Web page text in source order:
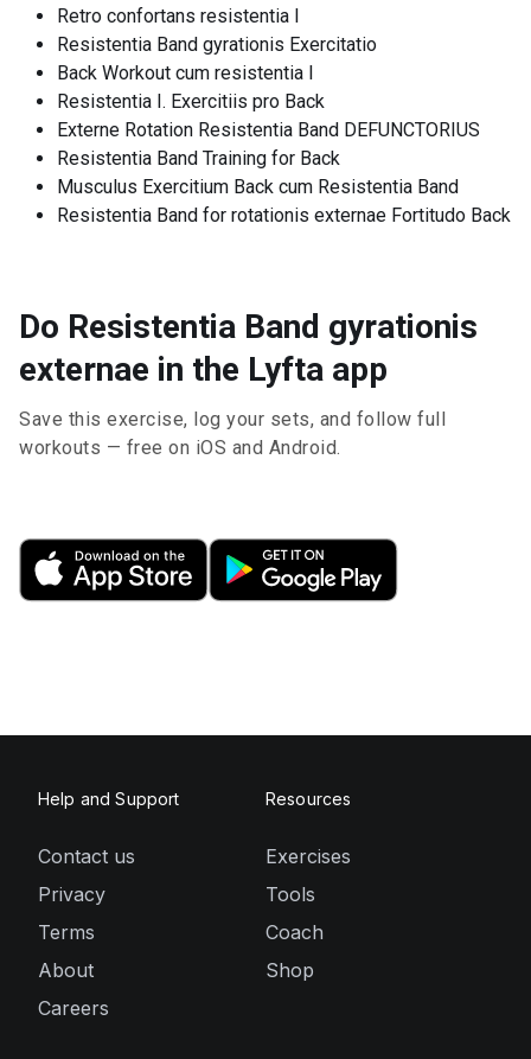
Retro confortans resistentia I
Resistentia Band gyrationis Exercitatio
Back Workout cum resistentia I
Resistentia I. Exercitiis pro Back
Externe Rotation Resistentia Band DEFUNCTORIUS
Resistentia Band Training for Back
Musculus Exercitium Back cum Resistentia Band
Resistentia Band for rotationis externae Fortitudo Back
Do Resistentia Band gyrationis
externae in the Lyfta app
Save this exercise, log your sets, and follow full
workouts — free on iOS and Android.
Help and Support
Contact us
Privacy
Terms
About
Careers
Resources
Exercises
Tools
Coach
Shop